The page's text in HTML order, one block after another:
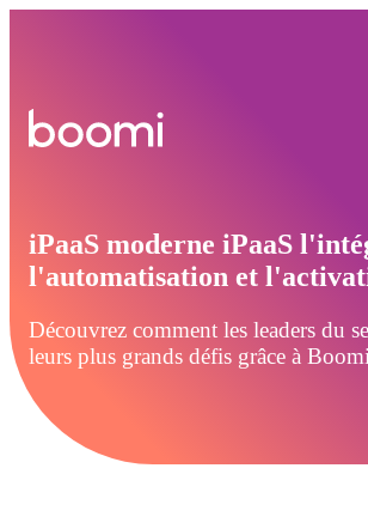
iPaaS moderne iPaaS
l'automatisation et
Découvrez comment les leaders du
leurs plus grands défis grâce à